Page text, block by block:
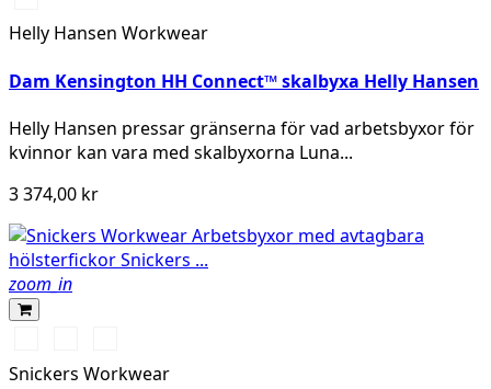
BLACK
Helly Hansen Workwear
Dam Kensington HH Connect™ skalbyxa Helly Hansen
Helly Hansen pressar gränserna för vad arbetsbyxor för
kvinnor kan vara med skalbyxorna Luna...
3 374,00 kr
zoom_in
Snickers Workwear